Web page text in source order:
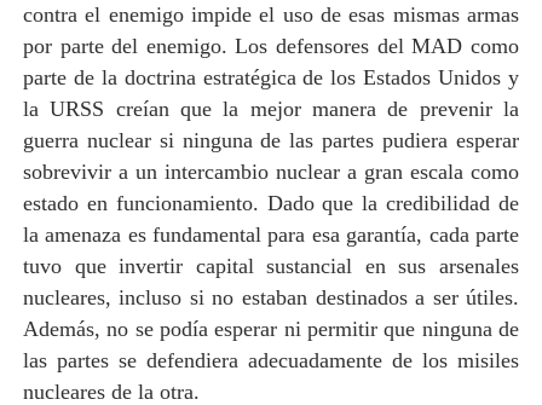
contra el enemigo impide el uso de esas mismas armas
por parte del enemigo. Los defensores del MAD como
parte de la doctrina estratégica de los Estados Unidos y
la URSS creían que la mejor manera de prevenir la
guerra nuclear si ninguna de las partes pudiera esperar
sobrevivir a un intercambio nuclear a gran escala como
estado en funcionamiento. Dado que la credibilidad de
la amenaza es fundamental para esa garantía, cada parte
tuvo que invertir capital sustancial en sus arsenales
nucleares, incluso si no estaban destinados a ser útiles.
Además, no se podía esperar ni permitir que ninguna de
las partes se defendiera adecuadamente de los misiles
nucleares de la otra.